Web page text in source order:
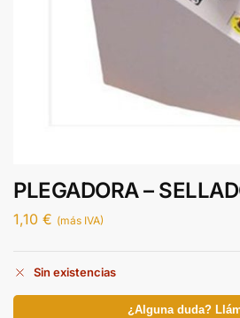
PLEGADORA –
1,10 € (más IVA)
Sin existencias
¿Alguna duda?